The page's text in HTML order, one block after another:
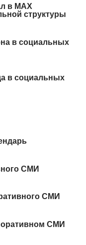
в МАХ
структуры
в социальных
в социальных
СМИ
СМИ
СМИ